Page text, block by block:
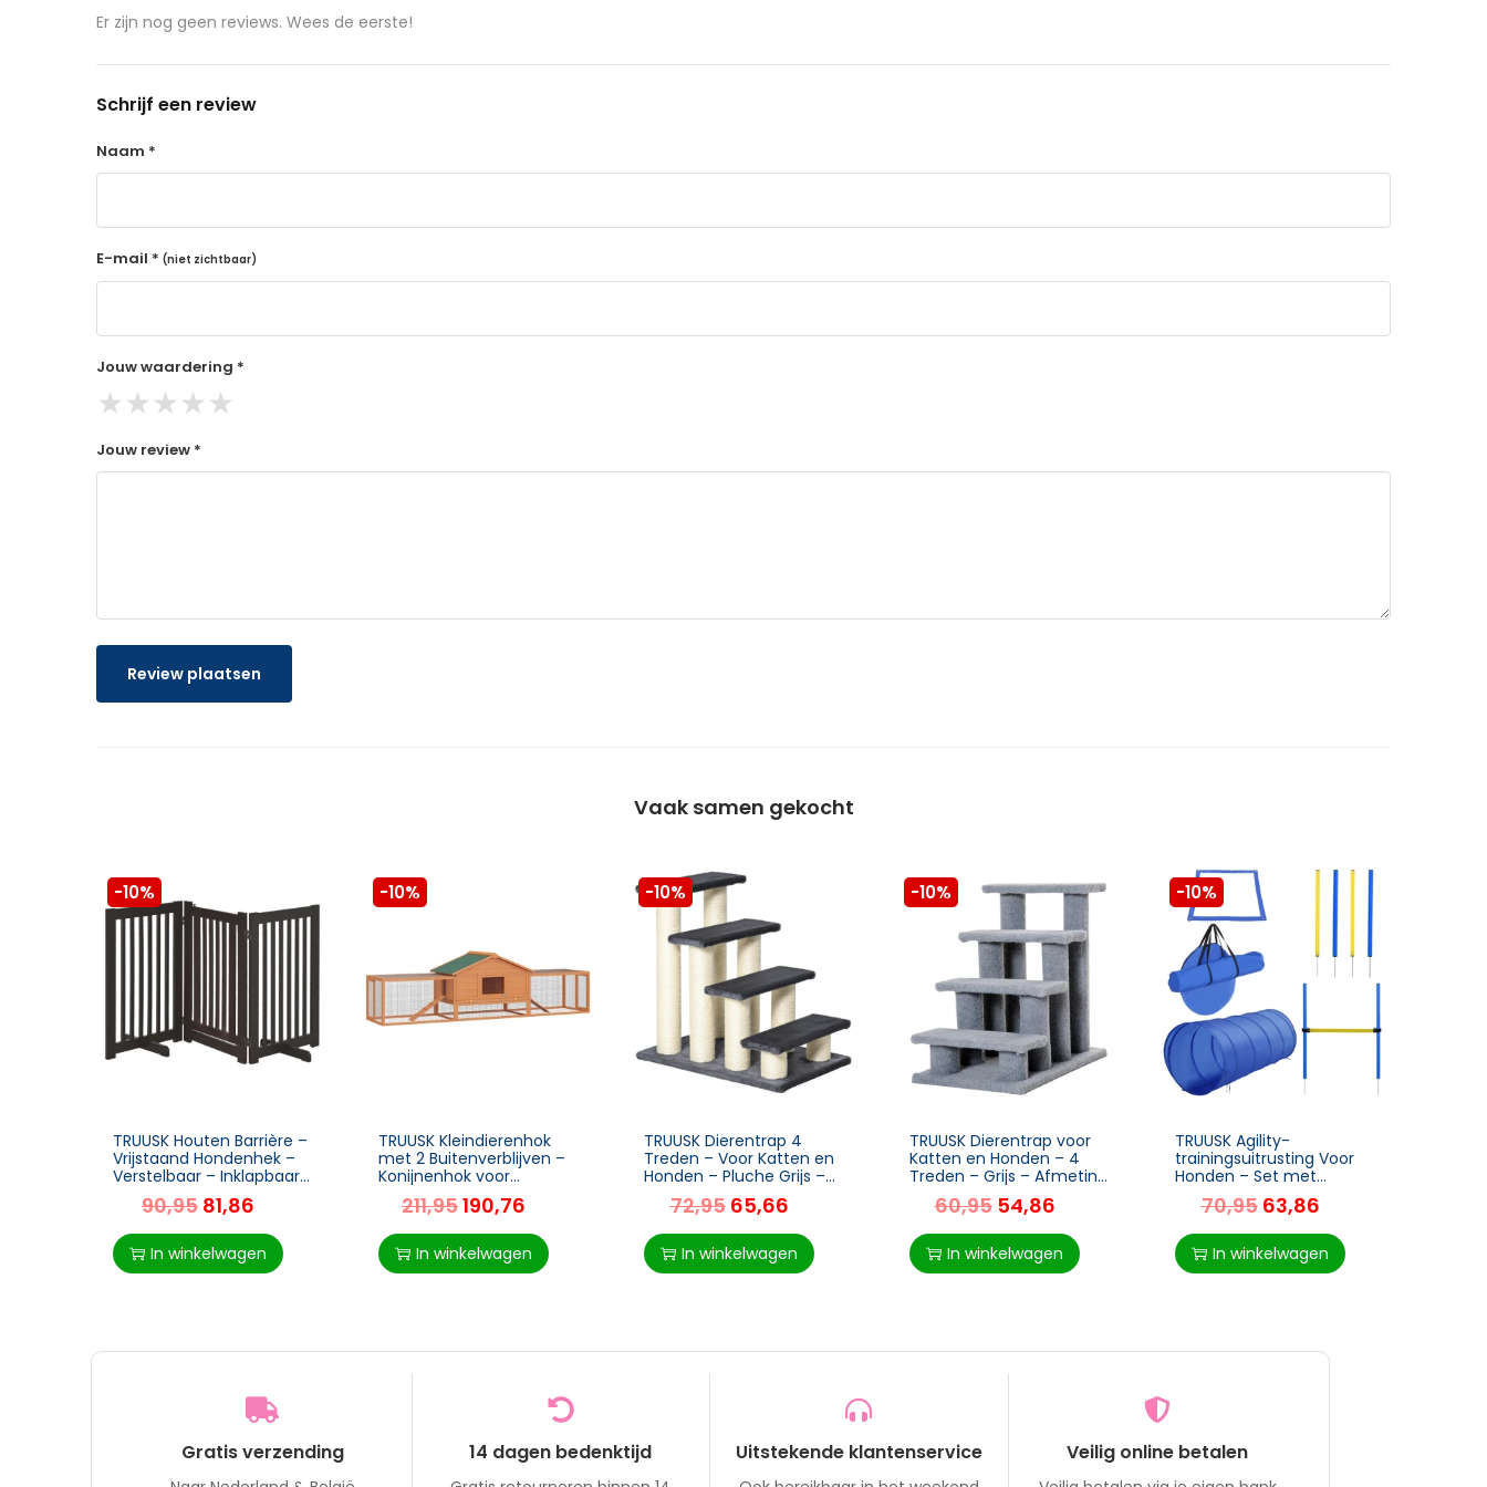
aangeschafte product terug naar de koper.
14 dagen retourtermijn
Binnen 14 dagen een terugbetaling na ontvangst van retour
De terugbetaling wordt gedaan via de betaalmethode waarmee de bestelling is gedaan
Er zijn nog geen reviews. Wees de eerste!
Schrijf een review
Naam *
E-mail * (niet zichtbaar)
Jouw waardering *
★★★★★
Jouw review *
Review plaatsen
Vaak samen gekocht
-10%
TRUUSK Houten Barrière –
Vrijstaand Hondenhek –
Verstelbaar – Inklapbaar
– Traphek – Donkerbruin
– 155 x 1,5 x 76 cm
90,95 81,86
In winkelwagen
-10%
TRUUSK Kleindierenhok
met 2 Buitenverblijven –
Konijnenhok voor
Kleindieren – Ruime Kooi
– Voor Konijnen en Kleine
Dieren – Grijs
211,95190,76
In winkelwagen
-10%
TRUUSK Dierentrap 4
Treden – Voor Katten en
Honden – Pluche Grijs –
60 x 40,5 x 59 cm
72,95 65,66
In winkelwagen
-10%
TRUUSK Dierentrap voor
Katten en Honden – 4
Treden – Grijs – Afmeting
63,5x43x60cm
60,95 54,86
In winkelwagen
-10%
TRUUSK Agility-
trainingsuitrusting Voor
Honden – Set met
Tunnels, Slalompalen,
Horden – Voor
Hondenparcours – Blauw
en Geel
70,95 63,86
In winkelwagen
Gratis verzending 14 dagen bedenktijd Uitstekende klantenservice Veilig online betalen